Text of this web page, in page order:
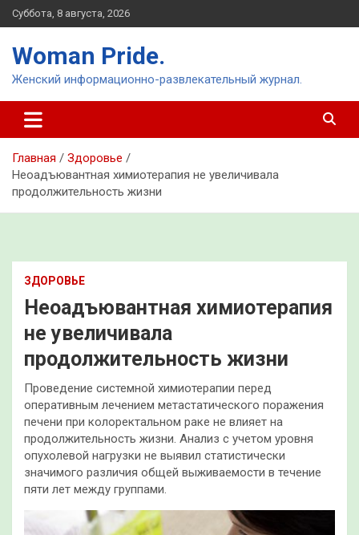
Перейти
к
Суббота, 8 августа, 2026
Woman Pride.
Женский информационно-развлекательный журнал.
Главная
Здоровье
Неоадъювантная химиотерапия не увеличивала
продолжительность жизни
ЗДОРОВЬЕ
Неоадъювантная химиотерапия
не увеличивала
продолжительность жизни
Проведение системной химиотерапии перед
оперативным лечением метастатического поражения
печени при колоректальном раке не влияет на
продолжительность жизни. Анализ с учетом уровня
опухолевой нагрузки не выявил статистически
значимого различия общей выживаемости в течение
пяти лет между группами.